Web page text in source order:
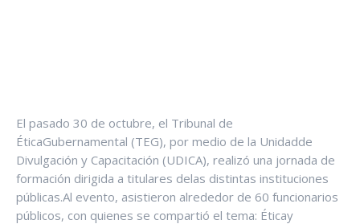
El pasado 30 de octubre, el Tribunal de
ÉticaGubernamental (TEG), por medio de la Unidadde
Divulgación y Capacitación (UDICA), realizó una jornada de
formación dirigida a titulares delas distintas instituciones
públicas.Al evento, asistieron alrededor de 60 funcionarios
públicos, con quienes se compartió el tema: Éticay